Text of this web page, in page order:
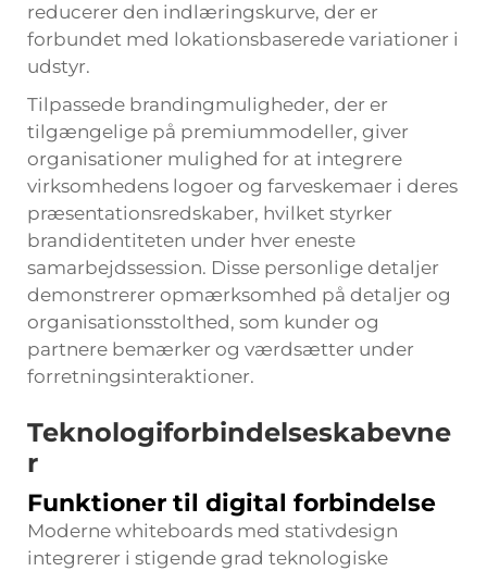
reducerer den indlæringskurve, der er
forbundet med lokationsbaserede variationer i
udstyr.
Tilpassede brandingmuligheder, der er
tilgængelige på premiummodeller, giver
organisationer mulighed for at integrere
virksomhedens logoer og farveskemaer i deres
præsentationsredskaber, hvilket styrker
brandidentiteten under hver eneste
samarbejdssession. Disse personlige detaljer
demonstrerer opmærksomhed på detaljer og
organisationsstolthed, som kunder og
partnere bemærker og værdsætter under
forretningsinteraktioner.
Teknologiforbindelseskabevne
r
Funktioner til digital forbindelse
Moderne whiteboards med stativdesign
integrerer i stigende grad teknologiske